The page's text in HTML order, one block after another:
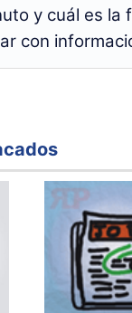
y cuál es la
con